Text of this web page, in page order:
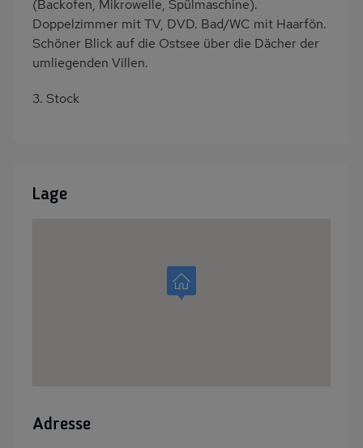
(Backofen, Mikrowelle, Spülmaschine).
Doppelzimmer mit TV, DVD. Bad/WC mit Haarfön.
Schöner Blick auf die Ostsee über die Dächer der
umliegenden Villen.
3. Stock
Lage
Adresse